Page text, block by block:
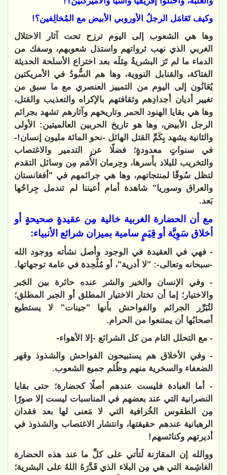
وكيف تَعَامَل الرجلُ الأوروبي الأبيض مع المُخالِفين؟!
وها هي الشعوب إلى اليوم ترزح تحت آثار الاحتلال
الغربي الذي نهب ثرواتهم واستذل شعوبهم، وسفك من
الدماء ما لم تَرَ البشريةُ مِثلَه بعد اختراع الأسلحة الحديثة
الفتاكة، والقنابل النووية، وها هم السُّودُ في الأمريكتين
يُعَانُون إلى اليوم من التمييز العنصري مع ما سبق من
تغيير أديان أجدادِهم وثقافتهم بالإكراه والتعذيب والقتل،
وها هي بقايا الهنود الحمر وتاريخهم وآثارهم تشهد بجرائم
الرجل الأبيض، وها هو تاريخ الحربين العالميتين: الأولى
والثانية يشهد بِكَمِّ القتل الهائل -نحو المائة مليون إنسان!-
في سنواتٍ معدودةٍ؛ فضلًا عن التدمير والاغتصاب
والتخريب للبلاد بأَسرها، وحِرمان الأُمَم مِن وسائل التقدم
لتظل سُوقًا لمنتجاتهم، وها هي جرائمهم في "أفغانستان
والعراق وسوريا" شاهدة أمام أعيننا لم تندمل جِراحُها
بَعد.
مع أن الحضارة الغربية خالية مِن عقيدةٍ صحيحةٍ أو
أخلاق سَوِيَّة أو قِيَمٍ سامية بميزان شرائع الأنبياء:
- فهي في العقيدة في الوجود وأصل نشأته ووجود الله
-سبحانه وتعالى-: "لا أدرية"، أو مُلْحِدة في عامة توجهاتها.
- وفي الإنسان والخير والشر عنده حائرة بين الجَبر
والاختيار؛ إما أن تختار الاختيار المطلق أو الجبر المطلق؛
لتُبَرِّر الجرائم والفواحش بأنها "جينات" لا يستطيع
أصحابُها أن يمتنعوا من الحرام.
- مع التحلل التام من كل الشرائع -إلا الأهواء-
- وفي الأخلاق هم يستبيحون الفواحش والشذوذ وقهر
الضعفاء والسخرية منهم وظُلم جميع الشعوب.
- أما العبادة فليست عندهم أصلًا كحضارة؛ حتى بقايا
النصرانية التي عند بعضهم في المناسبات ليست إلا صورًا
مِن الطقوس الخُرافية التي لا مَعنى لها بعد فقدان
الرهبانية عندهم حقيقتها، وانتشار الاغتصاب والشذوذ في
أديرتهم وكنائسهم!
ووالله إن المقارَنة لَتأتي على كلِّ ما عند هذه الحضارة
الغاشِمة التي هي مِن البلاء الذي قَدَّرَهُ اللهُ على البشرية؛